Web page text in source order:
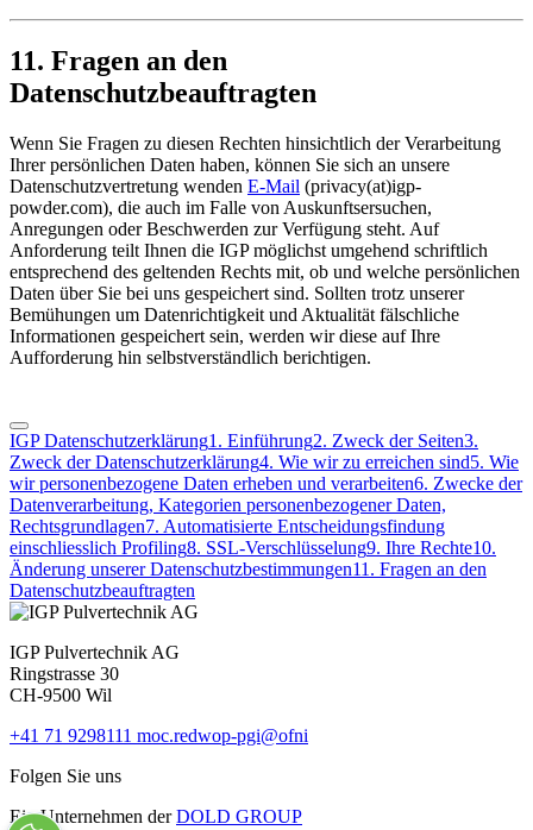
11. Fragen an den
Datenschutzbeauftragten
Wenn Sie Fragen zu diesen Rechten hinsichtlich der Verarbeitung
Ihrer persönlichen Daten haben, können Sie sich an unsere
Datenschutzvertretung wenden E-Mail (privacy(at)igp-
powder.com), die auch im Falle von Auskunftsersuchen,
Anregungen oder Beschwerden zur Verfügung steht. Auf
Anforderung teilt Ihnen die IGP möglichst umgehend schriftlich
entsprechend des geltenden Rechts mit, ob und welche persönlichen
Daten über Sie bei uns gespeichert sind. Sollten trotz unserer
Bemühungen um Datenrichtigkeit und Aktualität fälschliche
Informationen gespeichert sein, werden wir diese auf Ihre
Aufforderung hin selbstverständlich berichtigen.
IGP Datenschutzerklärung1. Einführung2. Zweck der Seiten3.
Zweck der Datenschutzerklärung4. Wie wir zu erreichen sind5. Wie
wir personenbezogene Daten erheben und verarbeiten6. Zwecke der
Datenverarbeitung, Kategorien personenbezogener Daten,
Rechtsgrundlagen7. Automatisierte Entscheidungsfindung
einschliesslich Profiling8. SSL-Verschlüsselung9. Ihre Rechte10.
Änderung unserer Datenschutzbestimmungen11. Fragen an den
Datenschutzbeauftragten
IGP Pulvertechnik AG
Ringstrasse 30
CH-9500 Wil
+41 71 9298111 moc.redwop-pgi@ofni
Folgen Sie uns
Ein Unternehmen derDOLD GROUP